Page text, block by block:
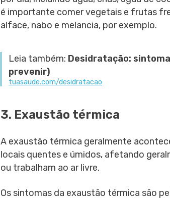
é importante comer vegetais e frutas
alface, nabo e melancia, por exemplo.
Leia também: Desidratação:
prevenir)
tuasaude.com/desidratacao
3. Exaustão térmica
A exaustão térmica geralmente
locais quentes e úmidos, afetando
ou trabalham ao ar livre.
Os sintomas da exaustão térmica são